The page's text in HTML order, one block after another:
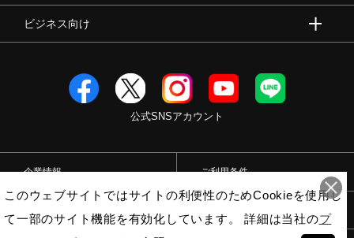
ビジネス向け
公式SNSアカウント
企業情報 ご利用条件
このウェブサイトではサイトの利便性のためCookieを使用し
て一部のサイト機能を有効化しています。 詳細は当社のプ